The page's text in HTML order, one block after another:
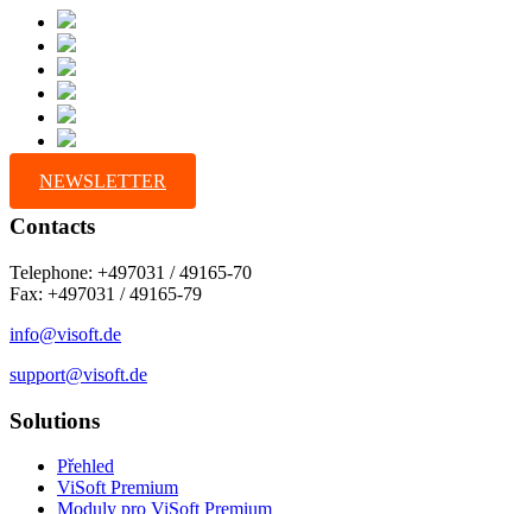
NEWSLETTER
Contacts
Telephone: +497031 / 49165-70
Fax: +497031 / 49165-79
info@visoft.de
support@visoft.de
Solutions
Přehled
ViSoft Premium
Moduly pro ViSoft Premium